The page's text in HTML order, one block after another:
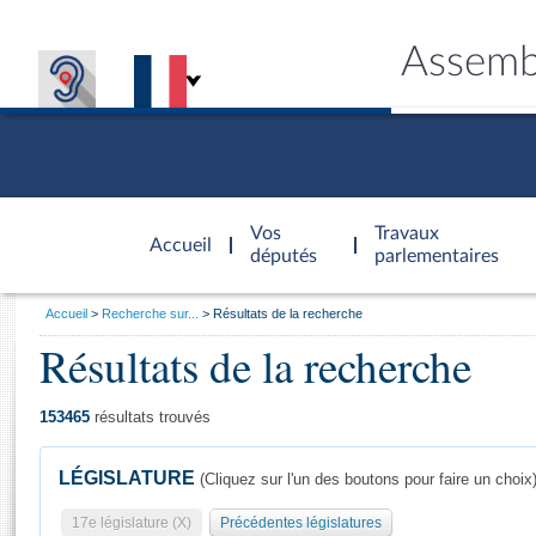
Accueil
d'accueil
Vos
députés
Travaux
parlementaires
Général
Vous
Accueil Recherche sur... Résultats de la recherche
Résultats de la recherche
153465 résultats trouvés
LÉGISLATURE (Cliquez sur l'un des boutons pour faire un choix)
17e législature (X) Précédentes législatures